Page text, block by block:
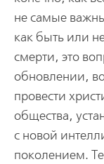
не самые
как быть или
смерти, это
обновлении,
провести
общества,
с новой
поколением.